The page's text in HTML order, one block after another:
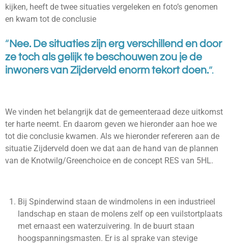
kijken, heeft de twee situaties vergeleken en foto’s genomen
en kwam tot de conclusie
“ Nee. De situaties zijn erg verschillend en door
ze toch als gelijk te beschouwen zou je de
inwoners van Zijderveld enorm tekort doen.”.
We vinden het belangrijk dat de gemeenteraad deze uitkomst
ter harte neemt. En daarom geven we hieronder aan hoe we
tot die conclusie kwamen. Als we hieronder refereren aan de
situatie Zijderveld doen we dat aan de hand van de plannen
van de Knotwilg/Greenchoice en de concept RES van 5HL.
Bij Spinderwind staan de windmolens in een industrieel
landschap en staan de molens zelf op een vuilstortplaats
met ernaast een waterzuivering. In de buurt staan
hoogspanningsmasten. Er is al sprake van stevige